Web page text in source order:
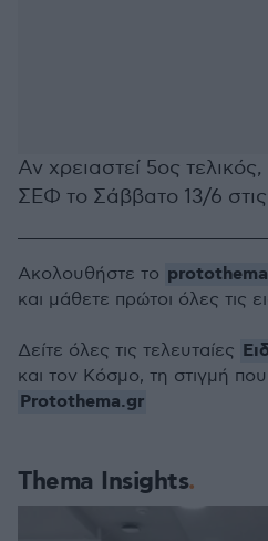
Αν χρειαστεί 5ος
ΣΕΦ το Σάββατο 13/6
Thema Insights
Ακολουθήστε το
και μάθετε πρώτοι όλες τις
Δείτε όλες τις τελευταίες
και τον Κόσμο, τη στιγμή
Protothema.gr